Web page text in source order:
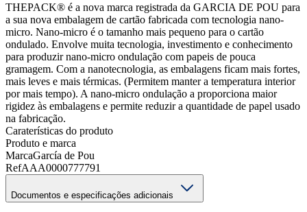
THEPACK® é a nova marca registrada da GARCIA DE POU para
a sua nova embalagem de cartão fabricada com tecnologia nano-
micro. Nano-micro é o tamanho mais pequeno para o cartão
ondulado. Envolve muita tecnologia, investimento e conhecimento
para produzir nano-micro ondulação com papeis de pouca
gramagem. Com a nanotecnologia, as embalagens ficam mais fortes,
mais leves e mais térmicas. (Permitem manter a temperatura interior
por mais tempo). A nano-micro ondulação a proporciona maior
rigidez às embalagens e permite reduzir a quantidade de papel usado
na fabricação.
Caraterísticas do produto
Produto e marca
MarcaGarcía de Pou
RefAAA0000777791
Documentos e especificações adicionais